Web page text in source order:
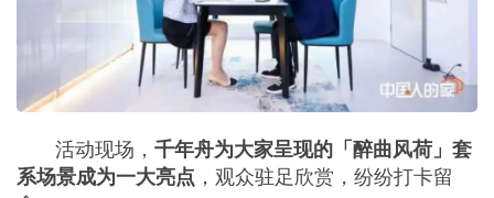
活动现场， 千年舟为大家呈现的「醉曲风荷」套
系场景成为一大亮点 ，观众驻足欣赏，纷纷打卡留